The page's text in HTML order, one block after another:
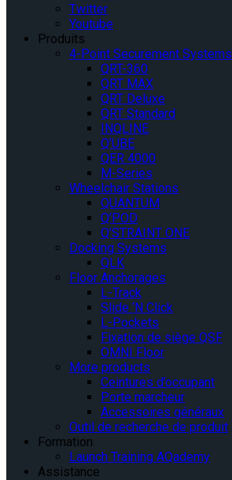
Twitter
Youtube
Produits
4-Point Securement Systems
QRT-360
QRT MAX
QRT Deluxe
QRT Standard
INQLINE
Q’UBE
QER 4000
M-Series
Wheelchair Stations
QUANTUM
Q’POD
Q’STRAINT ONE
Docking Systems
QLK
Floor Anchorages
L-Track
Slide ‘N Click
L-Pockets
Fixation de siège QSF
OMNI Floor
More products
Ceintures d’occupant
Porte marcheur
Accessoires généraux
Outil de recherche de produit
Formation
Launch Training AQademy
Assistance